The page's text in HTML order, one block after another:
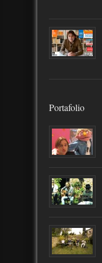
Portafolio